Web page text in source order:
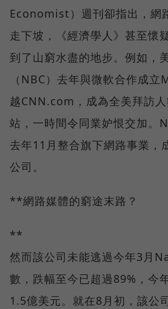
Economist）週刊卻指出，網
走下坡，《經濟學人》甚至懷
到了山窮水盡的地步。例如，
（NBC）去年與微軟合作成立
越CNN.com，成為全美拜訪
站，一時間令同業妒恨交加。
去年11月整合旗下網路事業，
公司。
**網路媒體的窮途末路？
**
然而該公司未能逃過今年3月
數，跌幅至今已超過89%，今
1.5億美元。就在8月初，該公